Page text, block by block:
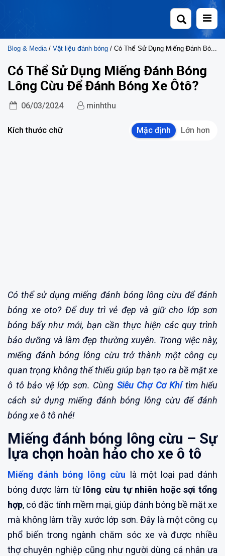
Blog & Media / Vật liệu đánh bóng / Có Thể Sử Dụng Miếng Đánh Bóng Lông Cừu Để Đánh Bóng Xe Ôtô?
Có Thể Sử Dụng Miếng Đánh Bóng
Lông Cừu Để Đánh Bóng Xe Ôtô?
06/03/2024 minhthu
Kích thước chữ Mặc định Lớn hơn
Có thể sử dụng miếng đánh bóng lông cừu để đánh
bóng xe oto? Để duy trì vẻ đẹp và giữ cho lớp sơn
bóng bẩy như mới, bạn cần thực hiện các quy trình
bảo dưỡng và làm đẹp thường xuyên. Trong việc này,
miếng đánh bóng lông cừu trở thành một công cụ
quan trọng không thể thiếu giúp bạn tạo ra bề mặt xe
ô tô bảo vệ lớp sơn. Cùng Siêu Chợ Cơ Khítìm hiểu
cách sử dụng miếng đánh bóng lông cừu để đánh
bóng xe ô tô nhé!
Miếng đánh bóng lông cừu – Sự
lựa chọn hoàn hảo cho xe ô tô
Miếng đánh bóng lông cừu là một loại pad đánh
bóng được làm từ lông cừu tự nhiên hoặc sợi tổng
hợp, có đặc tính mềm mại, giúp đánh bóng bề mặt xe
mà không làm trầy xước lớp sơn. Đây là một công cụ
phổ biến trong ngành chăm sóc xe và được nhiều
thợ chuyên nghiệp cũng như người dùng cá nhân ưa